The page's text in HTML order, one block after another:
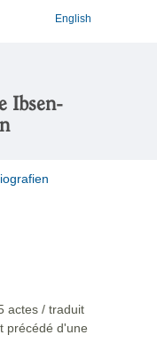
English
Ibsen-
actes / traduit
précédé d'une